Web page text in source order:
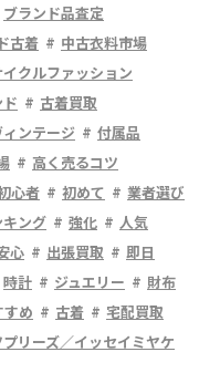
ブランド品査定
古着
中古衣料市場
イクルファッション
古着買取
ィンテージ
付属品
高く売るコツ
心者 初めて
業者選び
キング 強化
人気
心 出張買取
即日
時計 ジュエリー
財布
すめ 古着
宅配買取
リーズ／イッセイミヤケ